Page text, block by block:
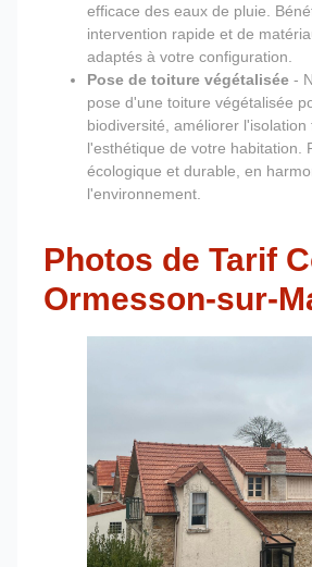
efficace des eaux de pluie.
intervention rapide et de
adaptés à votre configuration.
Pose de toiture végétalisée -
pose d'une toiture végétalisée
biodiversité, améliorer
l'esthétique de votre habitation.
écologique et durable, en
l'environnement.
Photos de Tarif
Ormesson-sur-